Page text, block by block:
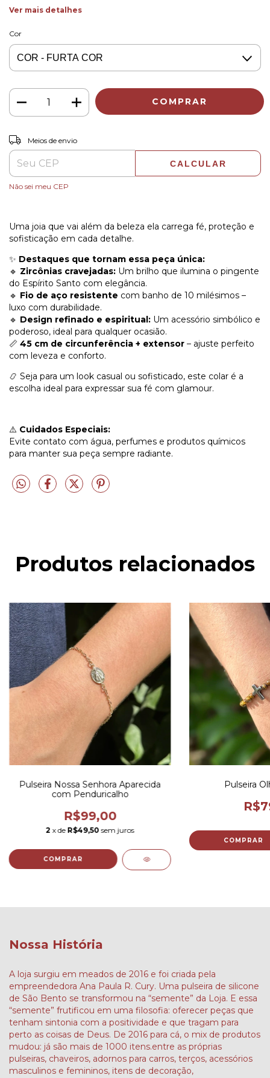
Ver mais detalhes
Cor
Entregas para o CEP:
Meios de envio
CALCULAR
Não sei meu CEP
Uma joia que vai além da beleza ela carrega fé, proteção e
sofisticação em cada detalhe.
✨ Destaques que tornam essa peça única:
🔹 Zircônias cravejadas: Um brilho que ilumina o pingente
do Espírito Santo com elegância.
🔹 Fio de aço resistente com banho de 10 milésimos –
luxo com durabilidade.
🔹 Design refinado e espiritual: Um acessório simbólico e
poderoso, ideal para qualquer ocasião.
📏 45 cm de circunferência + extensor – ajuste perfeito
com leveza e conforto.
📿 Seja para um look casual ou sofisticado, este colar é a
escolha ideal para expressar sua fé com glamour.
⚠️ Cuidados Especiais:
Evite contato com água, perfumes e produtos químicos
para manter sua peça sempre radiante.
Produtos relacionados
Pulseira Nossa Senhora Aparecida
com Penduricalho
R$99,00
2 x de R$49,50 sem juros
Pulseira
COMPRAR
Nossa História
A loja surgiu em meados de 2016 e foi criada pela
empreendedora Ana Paula R. Cury. Uma pulseira de silicone
de São Bento se transformou na “semente” da Loja. E essa
“semente” frutificou em uma filosofia: oferecer peças que
tenham sintonia com a positividade e que tragam para
perto as coisas de Deus. De 2016 para cá, o mix de produtos
mudou: já são mais de 1000 itens.entre as próprias
pulseiras, chaveiros, adornos para carros, terços, acessórios
masculinos e femininos, itens de decoração,